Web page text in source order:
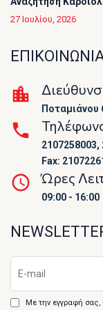
27 Ιουλίου, 2026
Ποταμιάνου
2107258003,
Fax:
Ώρες
09:00 - 16:00
Με την εγγραφή σας,